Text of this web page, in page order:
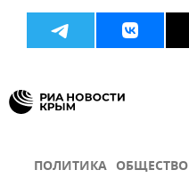
ПОЛИТИКА ОБЩЕСТВО